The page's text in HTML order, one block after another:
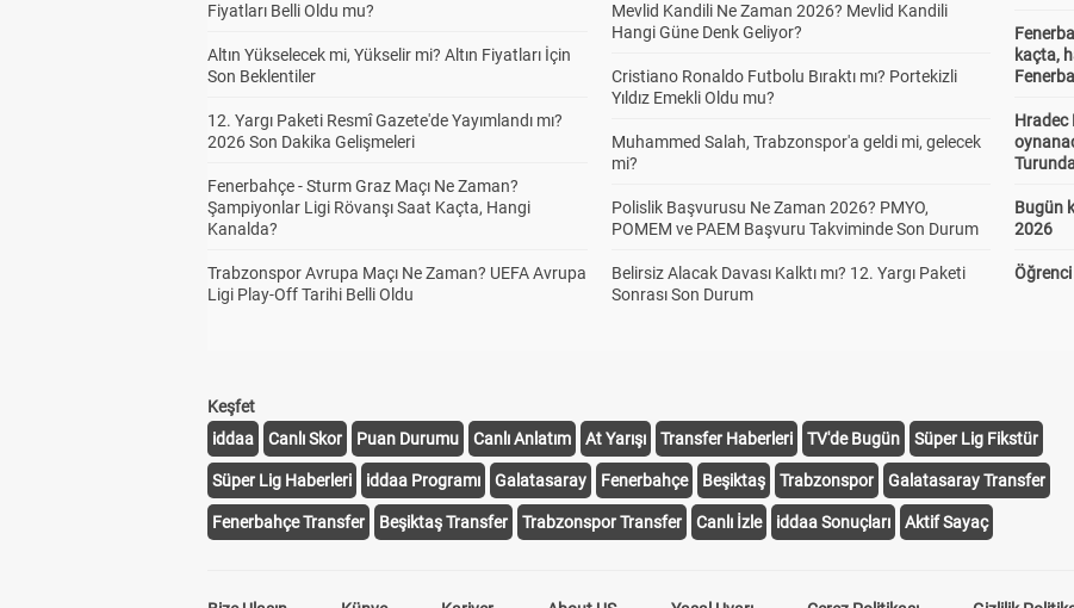
Fiyatları Belli Oldu mu?
Altın Yükselecek mi, Yükselir mi? Altın Fiyatları İçin
Son Beklentiler
12. Yargı Paketi Resmî Gazete'de Yayımlandı mı?
2026 Son Dakika Gelişmeleri
Fenerbahçe - Sturm Graz Maçı Ne Zaman?
Şampiyonlar Ligi Rövanşı Saat Kaçta, Hangi
Kanalda?
Trabzonspor Avrupa Maçı Ne Zaman? UEFA Avrupa
Ligi Play-Off Tarihi Belli Oldu
Mevlid Kandili Ne Zaman 2026? Mevlid Kandili
Hangi Güne Denk Geliyor?
Cristiano Ronaldo Futbolu Bıraktı mı? Portekizli
Yıldız Emekli Oldu mu?
Muhammed Salah, Trabzonspor'a geldi mi, gelecek
mi?
Polislik Başvurusu Ne Zaman 2026? PMYO,
POMEM ve PAEM Başvuru Takviminde Son Durum
Belirsiz Alacak Davası Kalktı mı? 12. Yargı Paketi
Sonrası Son Durum
kaçta,
Hradec
Bugün
2026
Öğrenci
Keşfet
iddaa
Canlı Skor Puan Durumu Canlı Anlatım At Yarışı Transfer Haberleri TV'de Bugün Süper Lig Fikstür
Süper Lig Haberleri iddaa Programı Galatasaray Fenerbahçe Beşiktaş Trabzonspor Galatasaray Transfer
Fenerbahçe Transfer Beşiktaş Transfer Trabzonspor Transfer Canlı İzle iddaa Sonuçları Aktif Sayaç